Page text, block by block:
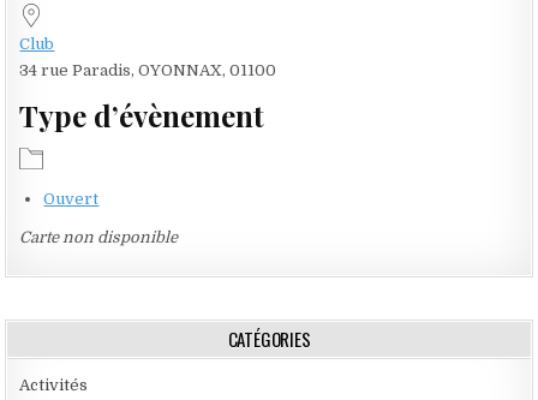
Club
34 rue Paradis, OYONNAX, 01100
Type d’évènement
Ouvert
Carte non disponible
CATÉGORIES
Activités